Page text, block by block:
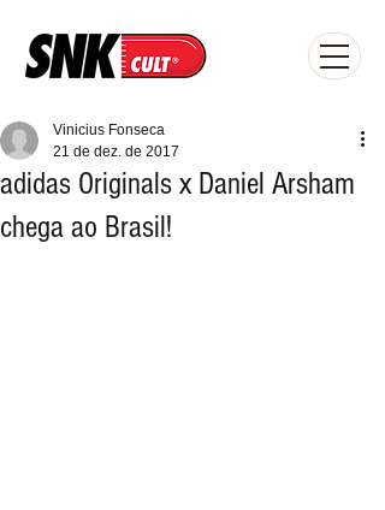
adidas Originals x Daniel Arsham
chega ao Brasil!
Vinicius Fonseca
21 de dez. de 2017